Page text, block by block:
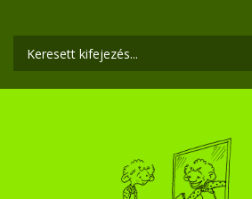
tartalomra
Keresés